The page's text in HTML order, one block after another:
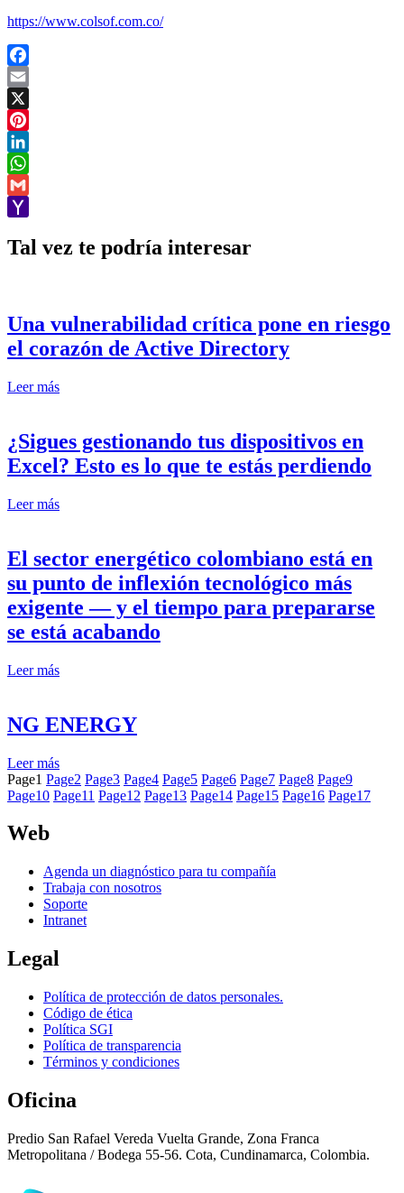
https://www.colsof.com.co/
Facebook
Email
X
Pinterest
LinkedIn
WhatsApp
Gmail
Mail
Tal vez te podría interesar
Una vulnerabilidad crítica pone en riesgo
el corazón de Active Directory
Leer más
¿Sigues gestionando tus dispositivos en
Excel? Esto es lo que te estás perdiendo
Leer más
El sector energético colombiano está en
su punto de inflexión tecnológico más
exigente — y el tiempo para prepararse
se está acabando
Leer más
NG ENERGY
Leer más
Page1 Page2 Page3 Page4 Page5 Page6 Page7 Page8 Page9
Page10 Page11 Page12 Page13 Page14 Page15 Page16 Page17
Web
Agenda un diagnóstico para tu compañía
Trabaja con nosotros
Soporte
Intranet
Legal
Política de protección de datos personales.
Código de ética
Política SGI
Política de transparencia
Términos y condiciones
Oficina
Predio San Rafael Vereda Vuelta Grande, Zona Franca
Metropolitana / Bodega 55-56. Cota, Cundinamarca, Colombia.